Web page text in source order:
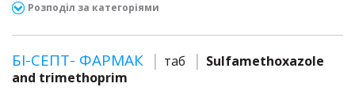
Розподіл за категоріями
БІ-СЕПТ- ФАРМАК таб
Sulfamethoxazole
and trimethoprim